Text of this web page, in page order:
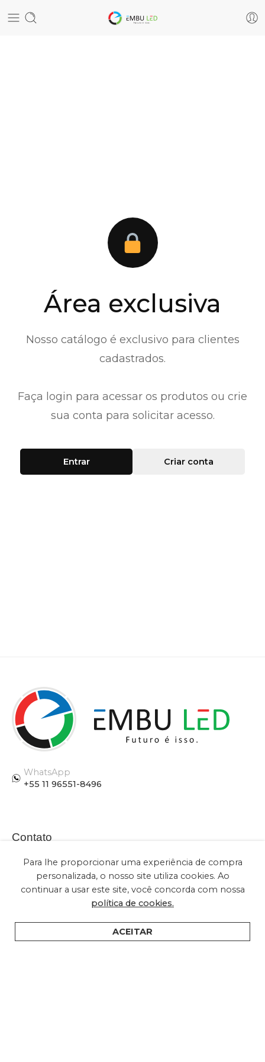
Área exclusiva
Nosso catálogo é exclusivo para clientes
cadastrados.
Faça login para acessar os produtos ou crie
sua conta para solicitar acesso.
Entrar Criar conta
WhatsApp
+55 11 96551-8496
Contato
(+55) 11 2028-2616
sac@embuled.com
contato@embuled.com
Para lhe proporcionar uma experiência de compra
personalizada, o nosso site utiliza cookies. Ao
continuar a usar este site, você concorda com nossa
política de cookies.
ACEITAR